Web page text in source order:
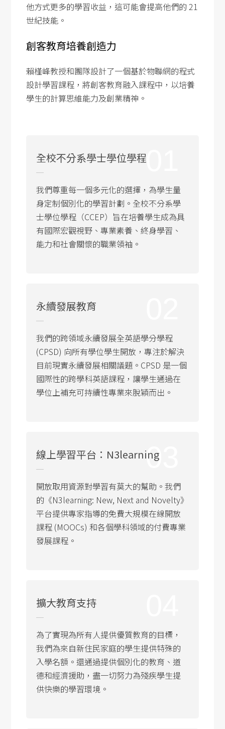
SDG14
SDG16
SDG17
他方式更多的學習收益，這可能會提高他們的 21
世紀技能。
創客教育培養創造力
賴槿峰教授和團隊設計了一個基於物聯網的程式
設計學習課程，將創客教育融入課程中，以培養
學生的計算思維能力及創業精神。
01
全校不分系學士學位學程
我們尊重每一個多元化的選擇，為學生量
身定制個別化的學習計劃。全校不分系學
士學位學程（CCEP）旨在培養學生成為具
有國際宏觀視野、專業素養、終身學習、
能力和社會關懷的職業領袖。
永續發展教育
我們的跨領域永續發展全英語學分學程
(CPSD) 向所有學位學生開放，專注於解決
目前現實永續發展相關議題。CPSD 是一個
國際性的跨學科英語課程，讓學生通過在
學位上補充可持續性專業來脫穎而出。
03
線上學習平台：N3learning
開放取用資源對學習有莫大的幫助。我們
的《N3learning: New, Next and Novelty》
平台提供專家指導的免費大規模在線開放
課程 (MOOCs) 和各個學科領域的付費專業
發展課程。
擴大教育支持
為了實現為所有人提供優質教育的目標，
我們為來自新住民家庭的學生提供特殊的
入學名額。還通過提供個別化的教育、道
德和經濟援助，盡一切努力為殘疾學生提
供快樂的學習環境。